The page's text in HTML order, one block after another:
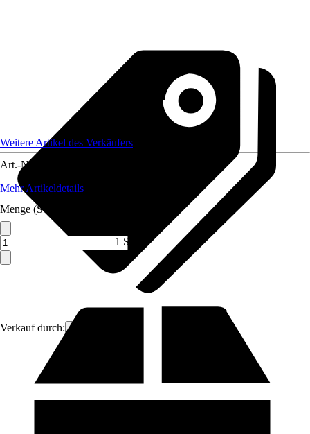
Verkauf durch:
Weitere Artikel des Verkäufers
Art.-Nr.
Mehr Artikeldetails
Menge (ST)
1 ST